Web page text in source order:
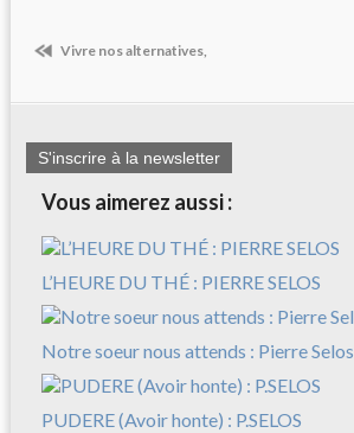
Vivre nos alternatives,
S'inscrire à la newsletter
Vous aimerez aussi :
L’HEURE DU THÉ : PIERRE SELOS
Notre soeur nous attends : Pierre Selos
PUDERE (Avoir honte) : P.SELOS